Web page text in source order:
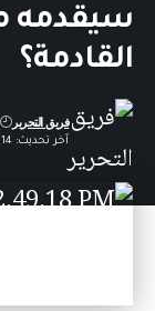
سيقدمه
القادمة؟
آخر تحديث: 14 يوليو,2020 12:53 م
فريق التحرير